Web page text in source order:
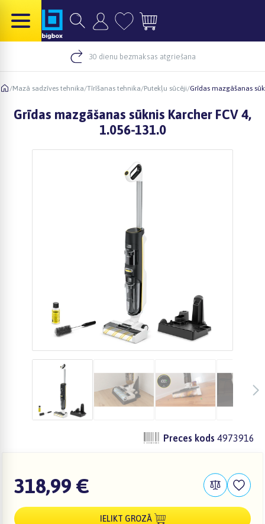
30 dienu bezmaksas atgriešana
/Mazā sadzīves tehnika/Tīrīšanas tehnika/Putekļu sūcēji/Grīdas mazgāšanas
Grīdas mazgāšanas sūknis Karcher FCV 4,
1.056-131.0
Preces kods 4973916
318,99 €
IELIKT GROZĀ